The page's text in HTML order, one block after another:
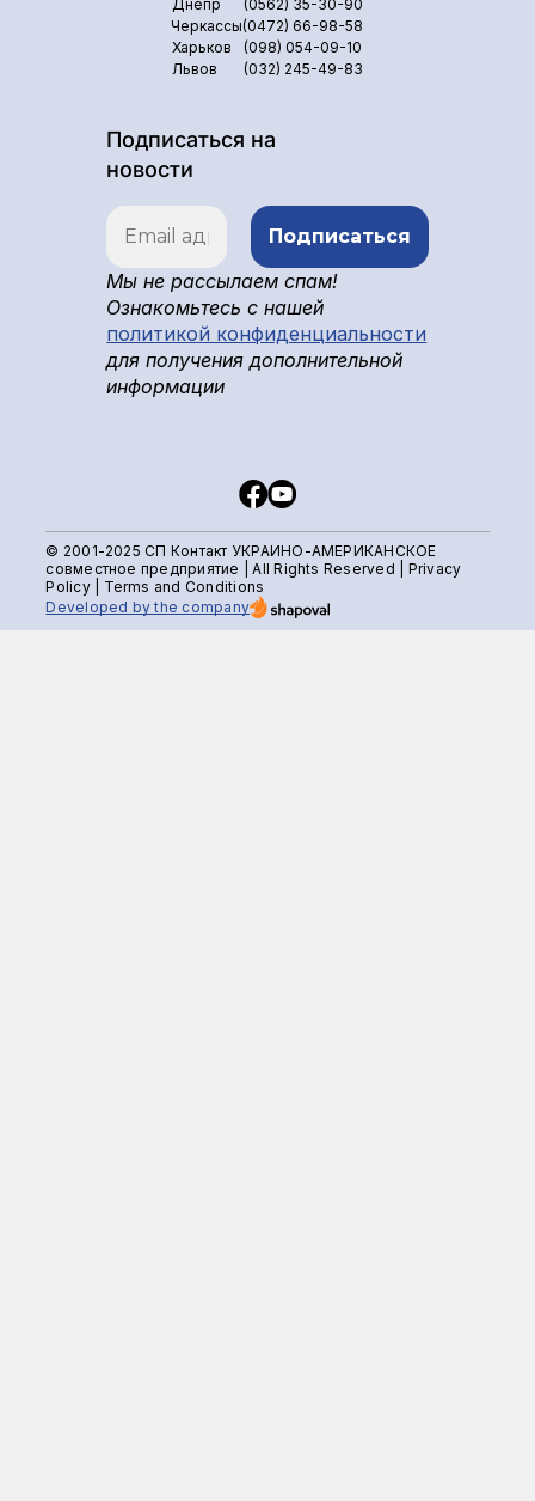
Днепр
(0562) 35-30-90
Черкассы(0472) 66-98-58
Харьков
(098) 054-09-10
Львов
(032) 245-49-83
Подписаться на
новости
Мы не рассылаем спам!
Ознакомьтесь с нашей
политикой конфиденциальности
для получения дополнительной
информации
© 2001-2025 СП Контакт УКРАИНО-АМЕРИКАНСКОЕ
совместное предприятие | All Rights Reserved | Privacy
Policy| Terms and Conditions
Developed by the company